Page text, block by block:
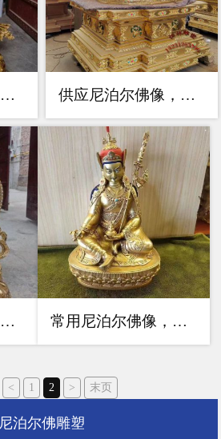
寺庙尼泊尔佛像生产，铸铜工艺，寺庙尼泊尔佛像厂家 供应尼泊尔佛像，家用佛像，尼泊尔佛像选用
承接尼泊尔佛像，彩绘工艺，寺庙尼泊尔佛像厂家 常用尼泊尔佛像，寺庙佛像，寺庙尼泊尔佛像厂家
< 1 2 > 末页
尼泊尔佛雕塑